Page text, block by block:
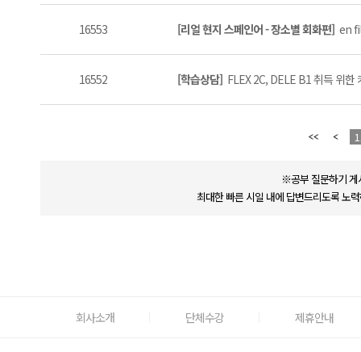
16553 [리얼 현지 스페인어 - 장소별 회화편] en
16552 [학습상담] FLEX 2C, DELE B1 취득 위
※공부 질문하기 게
최대한 빠른 시일 내에 답변드리도록 노
회사소개 단체수강 제휴안내